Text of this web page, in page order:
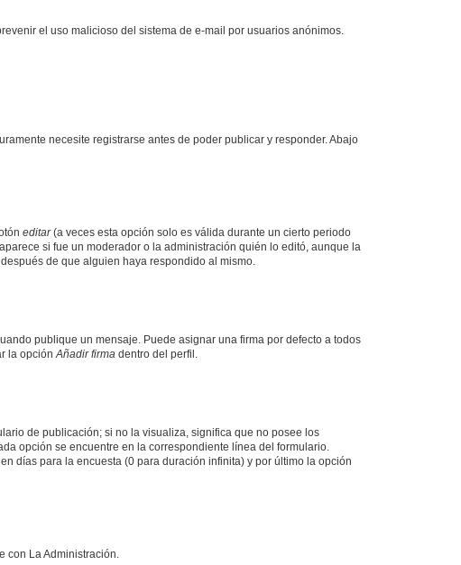
el uso malicioso del sistema de e-mail por usuarios anónimos.
necesite registrarse antes de poder publicar y responder. Abajo
editar(a veces esta opción solo es válida durante un cierto periodo
si fue un moderador o la administración quién lo editó, aunque la
de que alguien haya respondido al mismo.
publique un mensaje. Puede asignar una firma por defecto a todos
la opción Añadir firma dentro del perfil.
de publicación; si no la visualiza, significa que no posee los
opción se encuentre en la correspondiente línea del formulario.
días para la encuesta (0 para duración infinita) y por último la opción
La Administración.